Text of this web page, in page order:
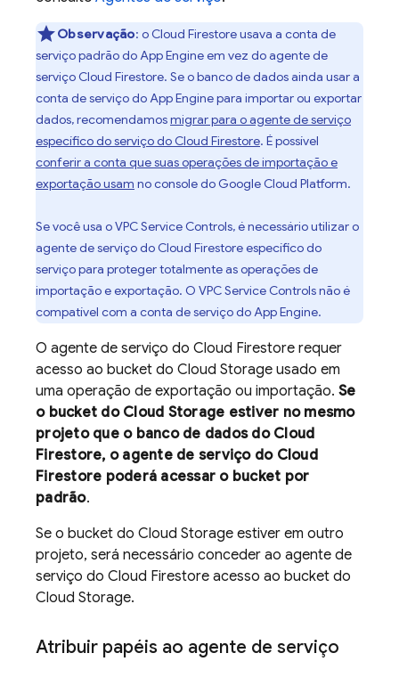
Observação: o Cloud Firestoreusava a conta de
serviço padrão doApp Engineem vez do agente de
serviço Cloud Firestore. Se o banco de dados ainda usar a
conta de serviço doApp Enginepara importar ou exportar
dados, recomendamosmigrar para o agente de serviço
específico do serviço do Cloud Firestore. É possível
conferir a conta que suas operações de importação e
exportação usam no console do Google Cloud Platform.
Se você usa o VPC Service Controls, é necessário utilizar o
agente de serviço do Cloud Firestoreespecífico do
serviço para proteger totalmente as operações de
importação e exportação. O VPC Service Controls não é
compatível com a conta de serviço doApp Engine.
O agente de serviço do Cloud Firestore requer
acesso ao bucket do Cloud Storage usado em
uma operação de exportação ou importação. Se
o bucket do Cloud Storage estiver no mesmo
projeto que o banco de dados do Cloud
Firestore, o agente de serviço do Cloud
Firestore poderá acessar o bucket por
padrão.
Se o bucket do Cloud Storage estiver em outro
projeto, será necessário conceder ao agente de
serviço do Cloud Firestore acesso ao bucket do
Cloud Storage.
Atribuir papéis ao agente de serviço